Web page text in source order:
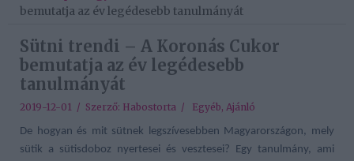
bemutatja az év legédesebb tanulmányát
Sütni trendi – A Koronás Cukor
bemutatja az év legédesebb
tanulmányát
2019-12-01 / Szerző: Habostorta / Egyéb, Ajánló
De hogyan és mit sütnek legszívesebben Magyarországon, mely
sütik a sütisdoboz nyertesei és vesztesei? Egy tanulmány, ami